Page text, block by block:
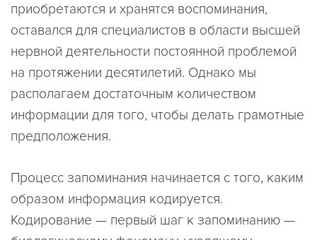
приобретаются и хранятся воспоминания,
оставался для специалистов в области высшей
нервной деятельности постоянной проблемой
на протяжении десятилетий. Однако мы
располагаем достаточным количеством
информации для того, чтобы делать грамотные
предположения.
Процесс запоминания начинается с того, каким
образом информация кодируется.
Кодирование — первый шаг к запоминанию —